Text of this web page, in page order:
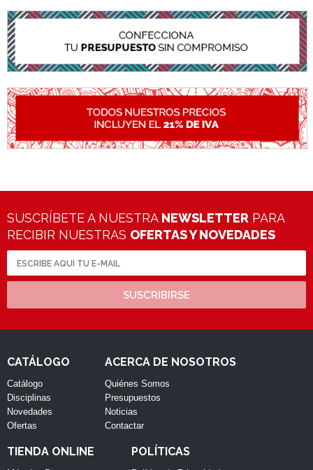
SUSCRÍBETE A NUESTRA NEWSLETTER PARA
RECIBIR NUESTRAS OFERTAS Y NOVEDADES
SUSCRIBIRSE
CATÁLOGO
Catálogo
Disciplinas
Novedades
Ofertas
ACERCA DE NOSOTROS
Quiénes Somos
Presupuestos
Noticias
Contactar
TIENDA ONLINE POLÍTICAS